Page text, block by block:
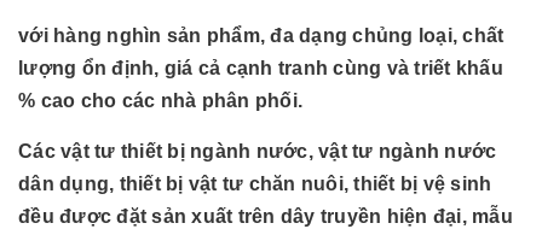
với hàng nghìn sản phẩm, đa dạng chủng loại, chất
lượng ổn định, giá cả cạnh tranh cùng và triết khấu
% cao cho các nhà phân phối.
Các vật tư thiết bị ngành nước, vật tư ngành nước
dân dụng, thiết bị vật tư chăn nuôi, thiết bị vệ sinh
đều được đặt sản xuất trên dây truyền hiện đại, mẫu